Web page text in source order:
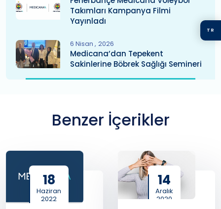
TR
Takımları Kampanya Filmi
Yayınladı
6 Nisan 2026
Medicana’dan Tepekent
Sakinlerine Böbrek Sağlığı Semineri
Benzer İçerikler
18
Haziran
2022
14
Aralık
2020